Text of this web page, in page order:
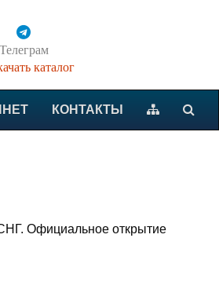
Телеграм
каталог
КОНТАКТЫ
Официальное открытие